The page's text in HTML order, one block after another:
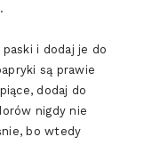
i dodaj je do
są prawie
dodaj do
nigdy nie
bo wtedy